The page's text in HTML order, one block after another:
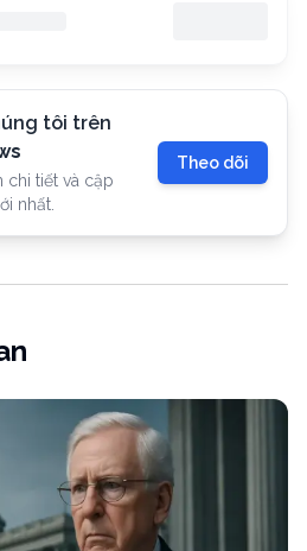
tôi trên
chi tiết và cập
nhất.
Theo dõi